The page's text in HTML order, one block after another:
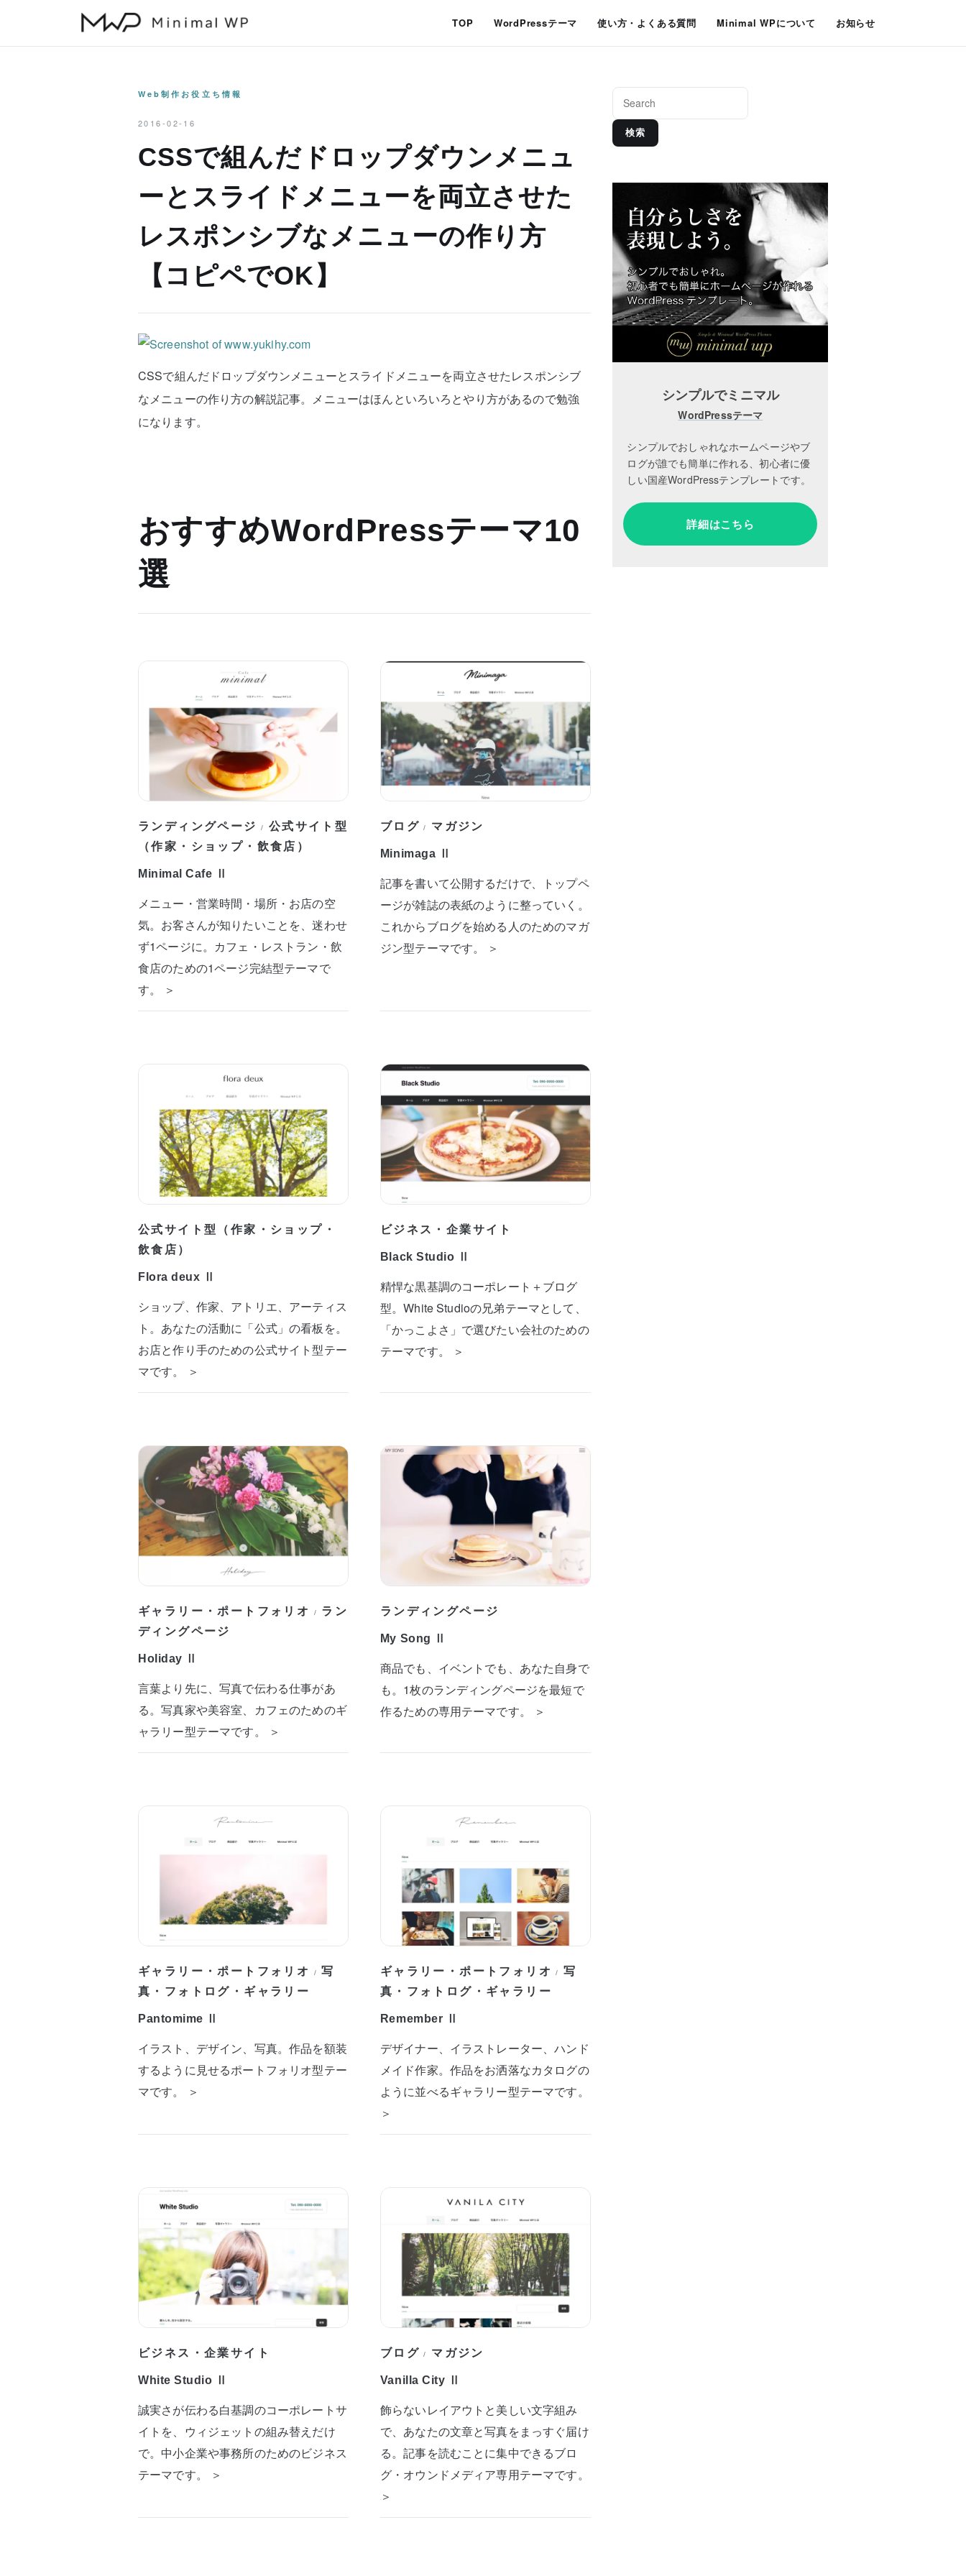
TOP WordPressテーマ 使い方・よくある質問 Minimal WPについて お知らせ
Web制作お役立ち情報
2016-02-16
CSSで組んだドロップダウンメニュ
ーとスライドメニューを両立させた
レスポンシブなメニューの作り方
【コピペでOK】
CSSで組んだドロップダウンメニューとスライドメニューを両立させたレスポンシブ
なメニューの作り方の解説記事。メニューはほんといろいろとやり方があるので勉強
になります。
おすすめWordPressテーマ10
選
ランディングページ / 公式サイト型
（作家・ショップ・飲食店）
Minimal Cafe Ⅱ
メニュー・営業時間・場所・お店の空
気。お客さんが知りたいことを、迷わせ
ず1ページに。カフェ・レストラン・飲
食店のための1ページ完結型テーマで
す。 ＞
ブログ / マガジン
Minimaga Ⅱ
記事を書いて公開するだけで、トップペ
ージが雑誌の表紙のように整っていく。
これからブログを始める人のためのマガ
ジン型テーマです。 ＞
公式サイト型（作家・ショップ・
飲食店）
Flora deux Ⅱ
ショップ、作家、アトリエ、アーティス
ト。あなたの活動に「公式」の看板を。
お店と作り手のための公式サイト型テー
マです。 ＞
ビジネス・企業サイト
Black Studio Ⅱ
精悍な黒基調のコーポレート＋ブログ
型。White Studioの兄弟テーマとして、
「かっこよさ」で選びたい会社のための
テーマです。 ＞
ギャラリー・ポートフォリオ / ラン
ディングページ
Holiday Ⅱ
言葉より先に、写真で伝わる仕事があ
る。写真家や美容室、カフェのためのギ
ャラリー型テーマです。 ＞
ランディングページ
My Song Ⅱ
商品でも、イベントでも、あなた自身で
も。1枚のランディングページを最短で
作るための専用テーマです。 ＞
ギャラリー・ポートフォリオ /写
真・フォトログ・ギャラリー
Pantomime Ⅱ
イラスト、デザイン、写真。作品を額装
するように見せるポートフォリオ型テー
マです。 ＞
ギャラリー・ポートフォリオ /写
真・フォトログ・ギャラリー
Remember Ⅱ
デザイナー、イラストレーター、ハンド
メイド作家。作品をお洒落なカタログの
ように並べるギャラリー型テーマです。
＞
ビジネス・企業サイト
White Studio Ⅱ
誠実さが伝わる白基調のコーポレートサ
イトを、ウィジェットの組み替えだけ
で。中小企業や事務所のためのビジネス
テーマです。 ＞
ブログ / マガジン
Vanilla City Ⅱ
飾らないレイアウトと美しい文字組み
で、あなたの文章と写真をまっすぐ届け
る。記事を読むことに集中できるブロ
グ・オウンドメディア専用テーマです。
＞
検索
シンプルでミニマル
WordPressテーマ
シンプルでおしゃれなホームページやブ
ログが誰でも簡単に作れる、初心者に優
しい国産WordPressテンプレートです。
詳細はこちら